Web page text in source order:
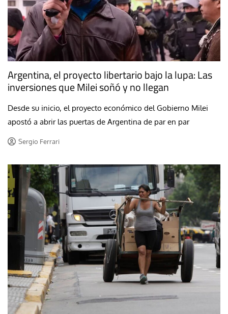
Argentina, el proyecto libertario bajo la lupa: Las
inversiones que Milei soñó y no llegan
Desde su inicio, el proyecto económico del Gobierno Milei
apostó a abrir las puertas de Argentina de par en par
Sergio Ferrari